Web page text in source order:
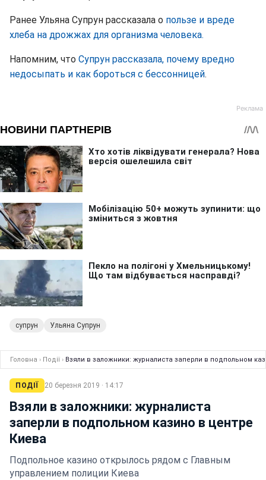
Ранее Ульяна Супрун рассказала о пользе и вреде
хлеба на дрожжах для организма человека.
Напомним, что Супрун рассказала, почему вредно
недосыпать и как бороться с бессонницей.
супрун Ульяна Супрун
Головна › Події › Взяли в заложники: журналиста заперли в подпольном
ПОДІЇ 20 березня 2019 · 14:17
Взяли в заложники: журналиста
заперли в подпольном казино в центре
Киева
Подпольное казино открылось рядом с Главным
управлением полиции Киева